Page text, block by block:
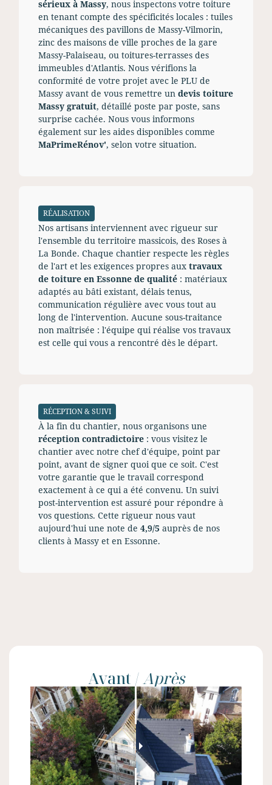
sérieux à Massy, nous inspectons votre toiture
en tenant compte des spécificités locales : tuiles
mécaniques des pavillons de Massy-Vilmorin,
zinc des maisons de ville proches de la gare
Massy-Palaiseau, ou toitures-terrasses des
immeubles d'Atlantis. Nous vérifions la
conformité de votre projet avec le PLU de
Massy avant de vous remettre un devis toiture
Massy gratuit, détaillé poste par poste, sans
surprise cachée. Nous vous informons
également sur les aides disponibles comme
MaPrimeRénov', selon votre situation.
RÉALISATION
Nos artisans interviennent avec rigueur sur
l'ensemble du territoire massicois, des Roses à
La Bonde. Chaque chantier respecte les règles
de l'art et les exigences propres aux travaux
de toiture en Essonne de qualité : matériaux
adaptés au bâti existant, délais tenus,
communication régulière avec vous tout au
long de l'intervention. Aucune sous-traitance
non maîtrisée : l'équipe qui réalise vos travaux
est celle qui vous a rencontré dès le départ.
RÉCEPTION & SUIVI
À la fin du chantier, nous organisons une
réception contradictoire : vous visitez le
chantier avec notre chef d'équipe, point par
point, avant de signer quoi que ce soit. C'est
votre garantie que le travail correspond
exactement à ce qui a été convenu. Un suivi
post-intervention est assuré pour répondre à
vos questions. Cette rigueur nous vaut
aujourd'hui une note de 4,9/5 auprès de nos
clients à Massy et en Essonne.
Avant /Après